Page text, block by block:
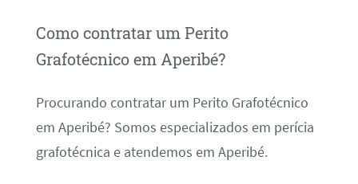
Como contratar um Perito
Grafotécnico em Aperibé?
Procurando contratar um Perito Grafotécnico
em Aperibé? Somos especializados em perícia
grafotécnica e atendemos em Aperibé.